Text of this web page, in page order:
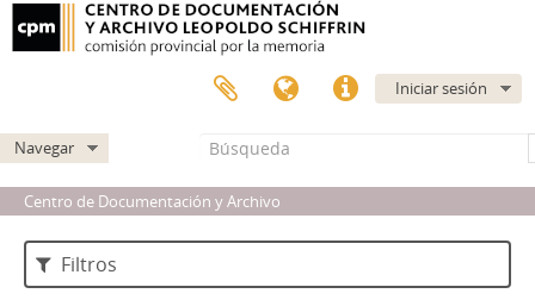
Iniciar sesión
Navegar
Centro de Documentación y Archivo
Filtros